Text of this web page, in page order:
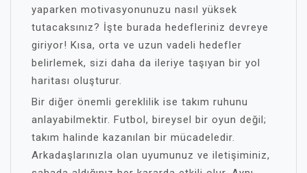
yaparken motivasyonunuzu nasıl yüksek
tutacaksınız? İşte burada hedefleriniz devreye
giriyor! Kısa, orta ve uzun vadeli hedefler
belirlemek, sizi daha da ileriye taşıyan bir yol
haritası oluşturur.
Bir diğer önemli gereklilik ise takım ruhunu
anlayabilmektir. Futbol, bireysel bir oyun değil;
takım halinde kazanılan bir mücadeledir.
Arkadaşlarınızla olan uyumunuz ve iletişiminiz,